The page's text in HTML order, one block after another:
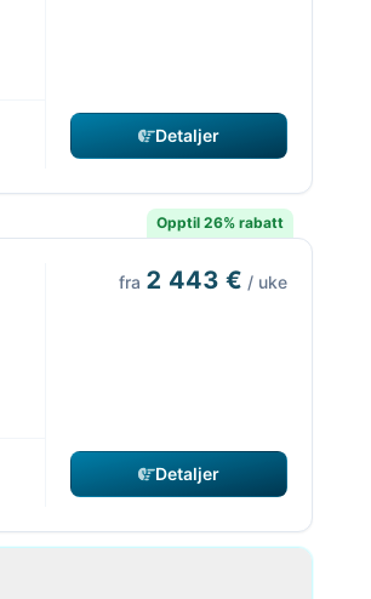
Detaljer
Opptil 26% rabatt
fra 2 443 € / uke
Detaljer